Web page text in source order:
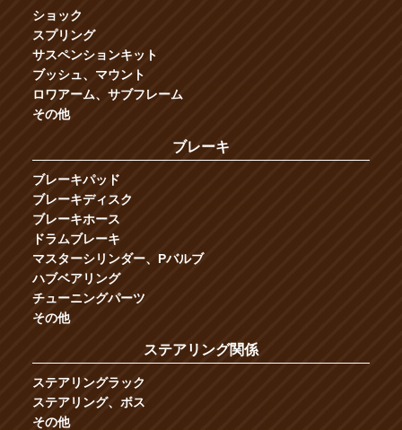
ショック
スプリング
サスペンションキット
ブッシュ、マウント
ロワアーム、サブフレーム
その他
ブレーキ
ブレーキパッド
ブレーキディスク
ブレーキホース
ドラムブレーキ
マスターシリンダー、Pバルブ
ハブベアリング
チューニングパーツ
その他
ステアリング関係
ステアリングラック
ステアリング、ボス
その他